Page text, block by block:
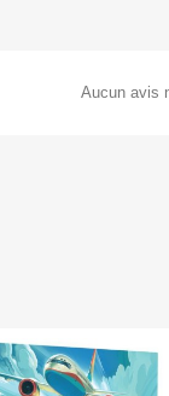
Aucun avis